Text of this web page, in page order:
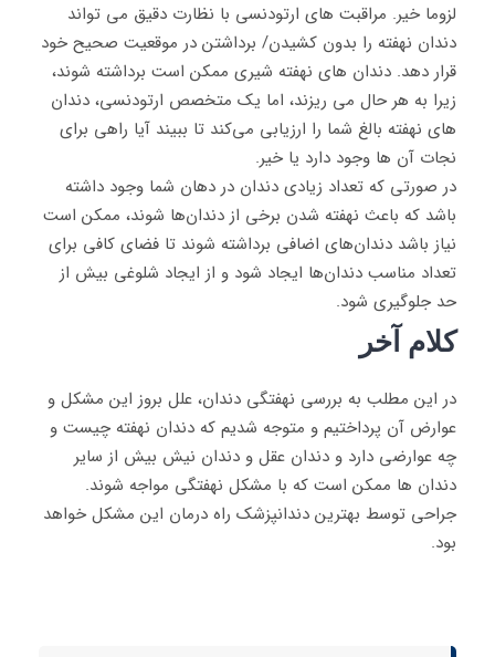
لزوما خیر. مراقبت های ارتودنسی با نظارت دقیق می تواند
دندان نهفته را بدون کشیدن/ برداشتن در موقعیت صحیح خود
قرار دهد. دندان‌ های نهفته شیری ممکن است برداشته شوند،
زیرا به هر حال می ‌ریزند، اما یک متخصص ارتودنسی، دندان
‌های نهفته بالغ شما را ارزیابی می‌کند تا ببیند آیا راهی برای
نجات آن ‌ها وجود دارد یا خیر.
در صورتی که تعداد زیادی دندان در دهان شما وجود داشته
باشد که باعث نهفته شدن برخی از دندان‌ها شوند، ممکن است
نیاز باشد دندان‌های اضافی برداشته شوند تا فضای کافی برای
تعداد مناسب دندان‌ها ایجاد شود و از ایجاد شلوغی بیش از
حد جلوگیری شود.
کلام آخر
در این مطلب به بررسی نهفتگی دندان، علل بروز این مشکل و
عوارض آن پرداختیم و متوجه شدیم که دندان نهفته چیست و
چه عوارضی دارد و دندان عقل و دندان نیش بیش از سایر
دندان ها ممکن است که با مشکل نهفتگی مواجه شوند.
جراحی توسط بهترین دندانپزشک راه درمان این مشکل خواهد
بود.